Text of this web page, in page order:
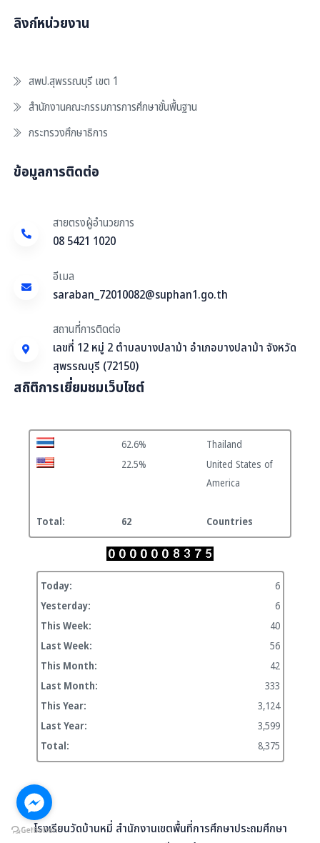
ลิงก์หน่วยงาน
สพป.สุพรรณบุรี เขต 1
สำนักงานคณะกรรมการการศึกษาขั้นพื้นฐาน
กระทรวงศึกษาธิการ
ข้อมูลการติดต่อ
08 5421 1020
สายตรงผู้อำนวยการ
saraban_72010082@suphan1.go.th
อีเมล
เลขที่ 12 หมู่ 2 ตำบลบางปลาม้า อำเภอบางปลาม้า จังหวัด
สุพรรณบุรี (72150)
สถานที่การติดต่อ
สถิติการเยี่ยมชมเว็บไซต์
62.6%
Thailand
22.5%
United States of
America
Total: 62 Countries
Today:
6
Yesterday:
6
This Week:
40
Last Week:
56
This Month:
42
Last Month:
333
This Year:
3,124
Last Year:
3,599
Total:
8,375
โรงเรียนวัดบ้านหมี่ สำนักงานเขตพื้นที่การศึกษาประถมศึกษา